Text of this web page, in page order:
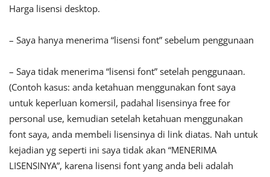
Harga lisensi desktop.
– Saya hanya menerima “lisensi font” sebelum penggunaan
– Saya tidak menerima “lisensi font” setelah penggunaan.
(Contoh kasus: anda ketahuan menggunakan font saya
untuk keperluan komersil, padahal lisensinya free for
personal use, kemudian setelah ketahuan menggunakan
font saya, anda membeli lisensinya di link diatas. Nah untuk
kejadian yg seperti ini saya tidak akan “MENERIMA
LISENSINYA”, karena lisensi font yang anda beli adalah